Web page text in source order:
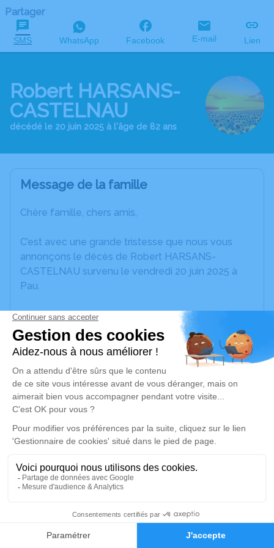
Faire-part Hommages
Partager
SMS WhatsApp Facebook E-mail Lien
Robert HARSANS-
CASTELNAU
décédé le 20 juin 2025 à l'âge de 82 ans
Message de la famille
Chère famille, chers amis,
C’est avec une grande tristesse que nous vous
annonçons le décès de Robert HARSANS-
CASTELNAU survenu le vendredi 20 juin 2025 à
Pau.
Nous vous invitons à utiliser cet espace pour
laisser vos condoléances, partager des photos
souvenirs, une anecdote ou exprimer vos pensées
à travers des poèmes ou des textes. Cet endroit
est un lieu d'expression dédié à honorer la
mémoire de Robert HARSANS-CASTELNAU.
Je rends hommage
Cérémonie religieuse
vendredi 27 juin 2025 à 15h00
Église Saint Vincent de Boeil-Bezing
64510 Boeil-Bezing